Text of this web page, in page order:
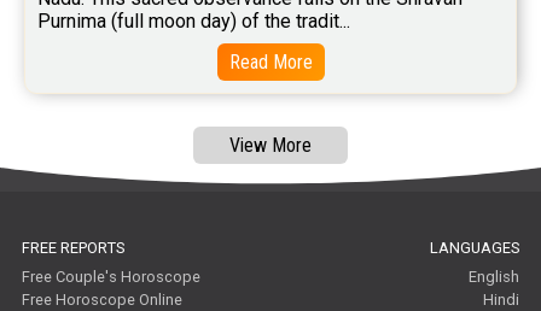
Purnima (full moon day) of the tradit...
Read More
View More
FREE REPORTS
Free Couple's Horoscope
Free Horoscope Online
LANGUAGES
English
Hindi